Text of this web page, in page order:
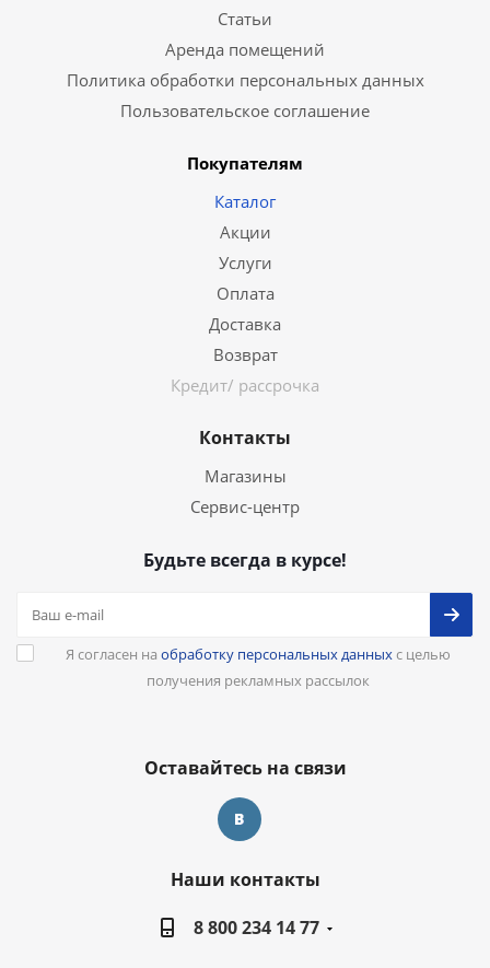
Статьи
Аренда помещений
Политика обработки персональных данных
Пользовательское соглашение
Покупателям
Каталог
Акции
Услуги
Оплата
Доставка
Возврат
Кредит/ рассрочка
Контакты
Магазины
Сервис-центр
Будьте всегда в курсе!
Я согласен на обработку персональных данныхс целью
получения рекламных рассылок
Оставайтесь на связи
Наши контакты
8 800 234 14 77